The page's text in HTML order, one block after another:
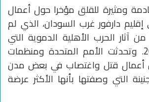
ومثيرة للقلق مؤخرا حول أعمال
إقليم دارفور غرب السودان، الذي لم
آثار الحرب الأهلية الدموية التي
شهدها في 2003. وتحدثت الأمم المتحدة ومنظمات
أعمال قتل واغتصاب في بعض مدن
التي وصفتها بأنها الأكثر عرضة